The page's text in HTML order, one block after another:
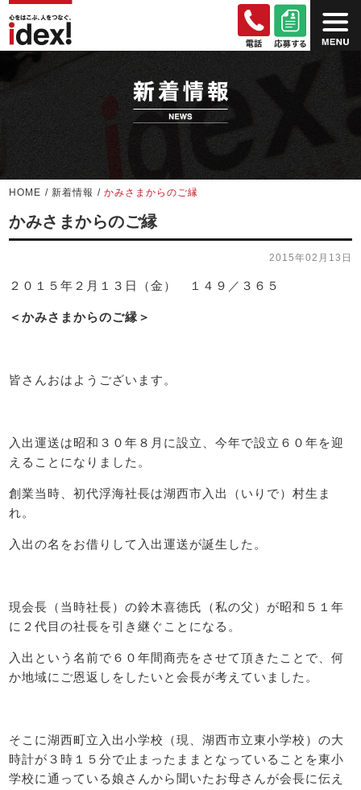
HOME /新着情報 /かみさまからのご縁
かみさまからのご縁
2015年02月13日
２０１５年２月１３日（金） １４９／３６５
＜かみさまからのご縁＞
皆さんおはようございます。
入出運送は昭和３０年８月に設立、今年で設立６０年を迎
えることになりました。
創業当時、初代浮海社長は湖西市入出（いりで）村生ま
れ。
入出の名をお借りして入出運送が誕生した。
現会長（当時社長）の鈴木喜徳氏（私の父）が昭和５１年
に２代目の社長を引き継ぐことになる。
入出という名前で６０年間商売をさせて頂きたことで、何
か地域にご恩返しをしたいと会長が考えていました。
そこに湖西町立入出小学校（現、湖西市立東小学校）の大
時計が３時１５分で止まったままとなっていることを東小
学校に通っている娘さんから聞いたお母さんが会長に伝え